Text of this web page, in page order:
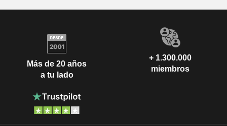
Más de 20 años
a tu lado
+ 1.300.000
miembros